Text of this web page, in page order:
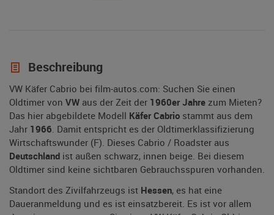
Beschreibung
VW Käfer Cabrio bei film-autos.com: Suchen Sie einen
Oldtimer von VW aus der Zeit der 1960er Jahre zum Mieten?
Das hier abgebildete Modell Käfer Cabrio stammt aus dem
Jahr 1966. Damit entspricht es der Oldtimerklassifizierung
Wirtschaftswunder (F). Dieses Cabrio / Roadster aus
Deutschland ist außen schwarz, innen beige. Bei diesem
Oldtimer sind keine sichtbaren Gebrauchsspuren vorhanden.
Standort des Zivilfahrzeugs ist Hessen, es hat eine
Daueranmeldung und es ist einsatzbereit. Es ist vor allem